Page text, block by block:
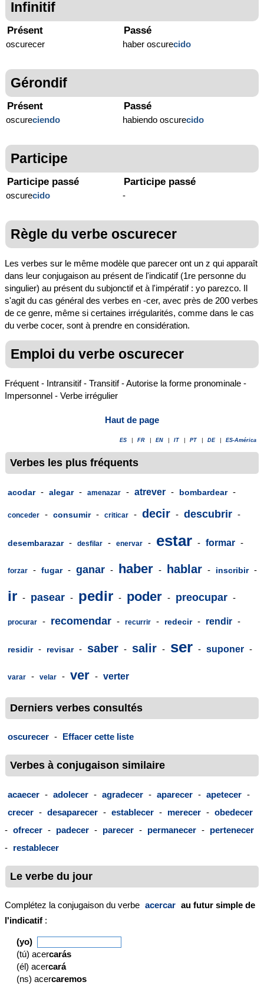
Infinitif
Présent
oscurecer
Passé
haber oscurecido
Gérondif
Présent
oscureciendo
Passé
habiendo oscurecido
Participe
Participe passé
oscurecido
Participe passé
-
Règle du verbe oscurecer
Les verbes sur le même modèle que parecer ont un z qui apparaît
dans leur conjugaison au présent de l'indicatif (1re personne du
singulier) au présent du subjonctif et à l'impératif : yo parezco. Il
s'agit du cas général des verbes en -cer, avec près de 200 verbes
de ce genre, même si certaines irrégularités, comme dans le cas
du verbe cocer, sont à prendre en considération.
Emploi du verbe oscurecer
Fréquent - Intransitif - Transitif - Autorise la forme pronominale -
Impersonnel - Verbe irrégulier
Haut de page
ES FR EN IT PT DE ES-América
Verbes les plus fréquents
acodar - alegar - amenazar - atrever - bombardear -
conceder - consumir - criticar - decir - descubrir -
desembarazar - desfilar - enervar - estar - formar -
forzar - fugar - ganar - haber - hablar - inscribir -
ir - pasear - pedir - poder - preocupar -
procurar - recomendar - recurrir - redecir - rendir -
residir - revisar - saber - salir - ser - suponer -
varar - velar - ver - verter
Derniers verbes consultés
oscurecer - Effacer cette liste
Verbes à conjugaison similaire
acaecer - adolecer - agradecer - aparecer - apetecer -
crecer - desaparecer - establecer - merecer - obedecer
- ofrecer - padecer - parecer - permanecer - pertenecer
- restablecer
Le verbe du jour
Complétez la conjugaison du verbe acercar au futur simple de
l'indicatif :
(yo)
(tú) acercarás
(él) acercará
(ns) acercaremos